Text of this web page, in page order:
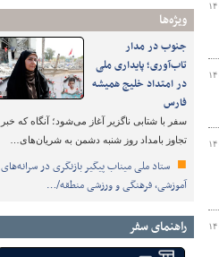
ویژه‌ها
جنوب در مدار
تاب‌آوری؛ پایداری ملی
در امتداد خلیج همیشه
فارس
سفر با شتابی ناگزیر آغاز می‌شود؛ آنگاه که خبر
تجاوز بامداد روز شنبه دشمن به شریان‌های…
ستاد ملی میناب پیگیر بازنگری در سرانه‌های
آموزشی، فرهنگی و ورزشی منطقه/…
راهنمای سفر